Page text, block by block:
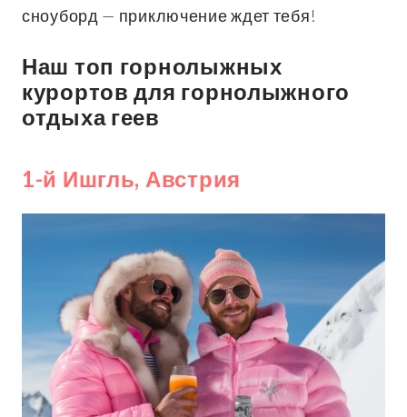
сноуборд — приключение ждет тебя!
Наш топ горнолыжных
курортов для горнолыжного
отдыха геев
1-й Ишгль, Австрия